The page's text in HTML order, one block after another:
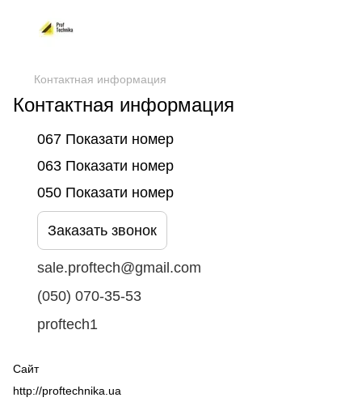
Контактная информация
Контактная информация
067 Показати номер
063 Показати номер
050 Показати номер
Заказать звонок
sale.proftech@gmail.com
(050) 070-35-53
proftech1
Сайт
http://proftechnika.ua